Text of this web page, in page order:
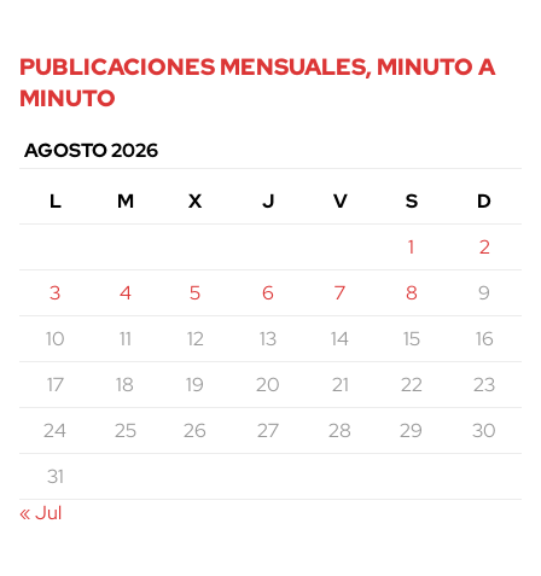
PUBLICACIONES MENSUALES, MINUTO A
MINUTO
AGOSTO 2026
L
M X J V S
D
1
2
3
4 5 6 7 8
9
10
11 12 13 14 15
16
17
18 19 20 21 22
23
24
25 26 27 28 29
30
31
« Jul